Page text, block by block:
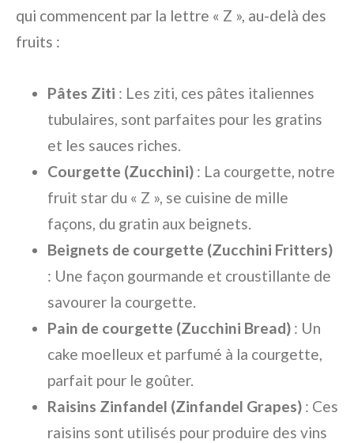
qui commencent par la lettre « Z », au-delà des
fruits :
Pâtes Ziti : Les ziti, ces pâtes italiennes
tubulaires, sont parfaites pour les gratins
et les sauces riches.
Courgette (Zucchini) : La courgette, notre
fruit star du « Z », se cuisine de mille
façons, du gratin aux beignets.
Beignets de courgette (Zucchini Fritters)
: Une façon gourmande et croustillante de
savourer la courgette.
Pain de courgette (Zucchini Bread) : Un
cake moelleux et parfumé à la courgette,
parfait pour le goûter.
Raisins Zinfandel (Zinfandel Grapes) : Ces
raisins sont utilisés pour produire des vins